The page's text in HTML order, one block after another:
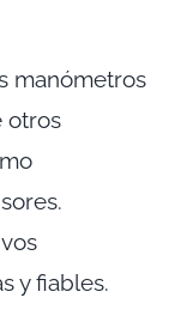
manómetros
otros
y fiables.